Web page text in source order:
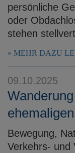
persönliche
oder
stehen
MEHR DAZU
09.10.2025
Bewegung,
Verkehrs- und